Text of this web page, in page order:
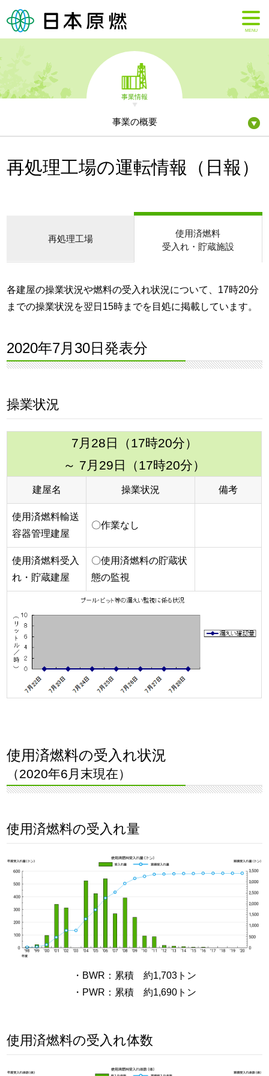
MENU
事業情報
事業の概要
再処理工場の運転情報（日報）
再処理工場
使用済燃料
受入れ・貯蔵施設
各建屋の操業状況や燃料の受入れ状況について、17時20分
までの操業状況を翌日15時までを目処に掲載しています。
2020年7月30日発表分
操業状況
7月28日（17時20分）
～ 7月29日（17時20分）
建屋名 操業状況 備考
使用済燃料輸送
容器管理建屋
〇作業なし
使用済燃料受入
れ・貯蔵建屋
〇使用済燃料の貯蔵状
態の監視
使用済燃料の受入れ状況
（2020年6月末現在）
使用済燃料の受入れ量
・BWR：累積 約1,703トン
・PWR：累積 約1,690トン
使用済燃料の受入れ体数